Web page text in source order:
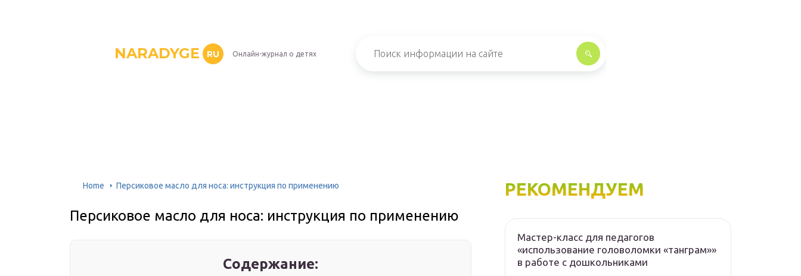
NARADYGE RU Онлайн-журнал о детях
Home Персиковое масло для носа: инструкция по применению
Персиковое масло для носа: инструкция по применению
Содержание:
РЕКОМЕНДУЕМ
Мастер-класс для педагогов
«использование головоломки «танграм»»
в работе с дошкольниками